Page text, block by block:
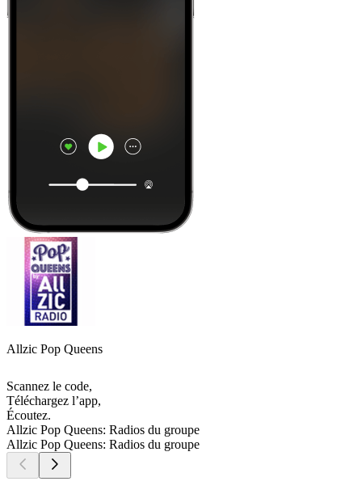
Allzic Pop Queens
Scannez le code,
Téléchargez l’app,
Écoutez.
Allzic Pop Queens: Radios du groupe
Allzic Pop Queens: Radios du groupe